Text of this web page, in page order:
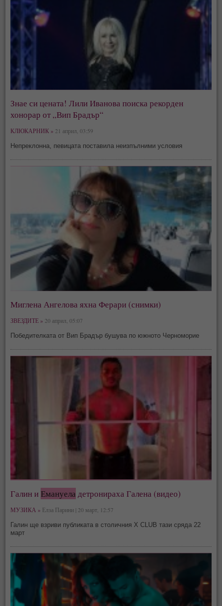
Знае си цената! Лили Иванова поиска рекорден
хонорар от „Вип Брадър“
КЛЮКАРНИК » 21 април, 03:59
Непреклонна, певицата поставила неизпълними условия
Миглена Ангелова яхна Ферари (снимки)
ЗВЕЗДИТЕ » 20 април, 05:07
Победителката от Вип Брадър бушува по южното Черноморие
Галин и Емануела детронираха Галена (видео)
МУЗИКА » Елза Парини | 20 март, 12:57
Галин ще взриви публиката в столичния X CLUB тази сряда 22
март